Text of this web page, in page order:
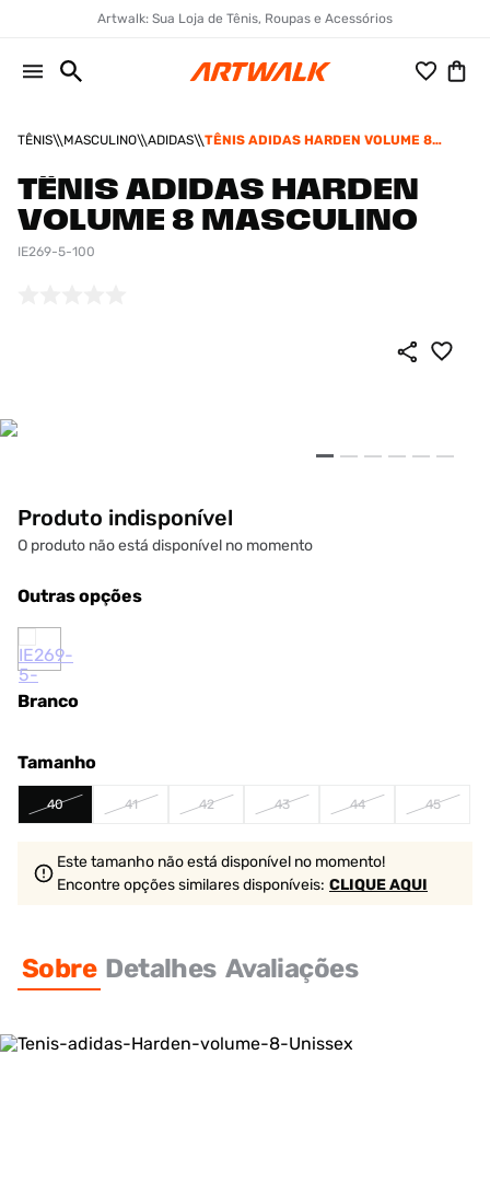
Artwalk: Sua Loja de Tênis, Roupas e Acessórios
TÊNIS MASCULINO ADIDAS
TÊNIS ADIDAS HARDEN VOLUME 8
TÊNIS ADIDAS HARDEN
VOLUME 8 MASCULINO
IE269-5-100
Produto indisponível
O produto não está disponível no momento
Outras opções
Branco
Tamanho
40 41 42 43 44 45
Este tamanho não está disponível no momento!
Encontre opções similaresdisponíveis: CLIQUE AQUI
Sobre Detalhes Avaliações